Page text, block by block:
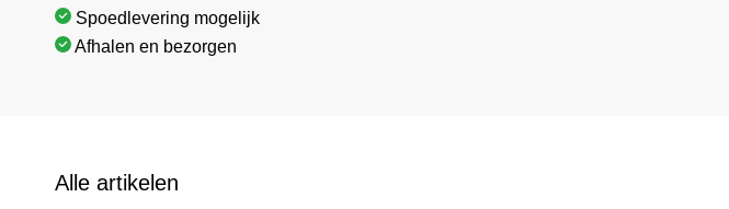
Spoedlevering mogelijk
Afhalen en bezorgen
Alle artikelen